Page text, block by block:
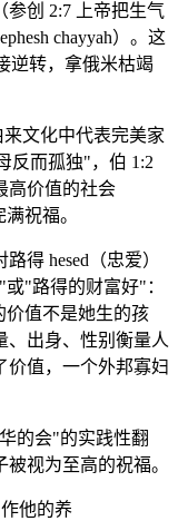
创 2:7 上帝把生气
chayyah）。这
逆转，拿俄米枯竭
文化中代表完美家
反而孤独"，伯 1:2
高价值的社会
祝福。
得 hesed（忠爱）
"路得的财富好"：
值不是她生的孩
、出身、性别衡量人
价值，一个外邦寡妇
的会"的实践性翻
视为至高的祝福。
他的养